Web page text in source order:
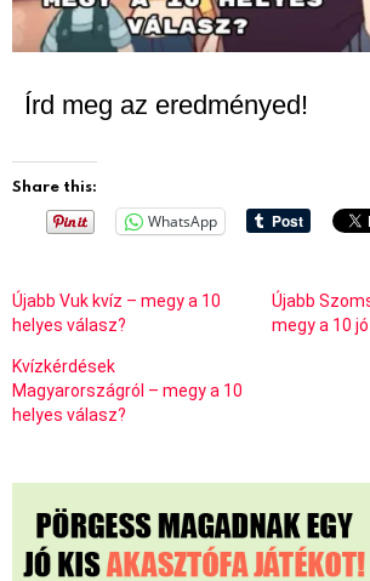
Írd meg az eredményed!
Share this:
WhatsApp
Újabb Vuk kvíz – megy a 10
helyes válasz?
Újabb
megy a 10
Kvízkérdések
Magyarországról – megy a 10
helyes válasz?